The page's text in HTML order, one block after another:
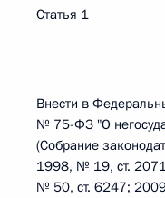
Статья 1
Внести в
№ 75-ФЗ "О
(Собрание
1998, № 19, ст.
№ 50, ст. 6247;